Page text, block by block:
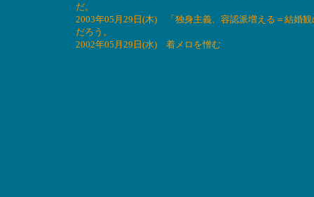
だ。
2003年05月29日(木) 「独身主義、容認派増える＝結婚
だろう。
2002年05月29日(水) 着メロを憎む